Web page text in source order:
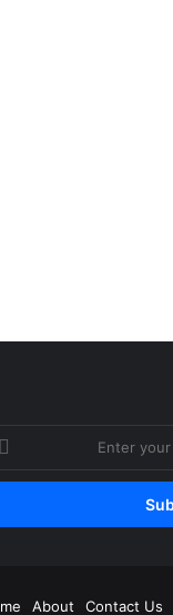
About Contact Us